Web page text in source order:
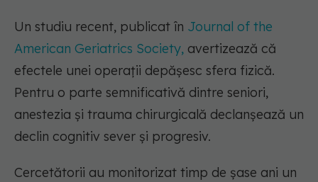
Un studiu recent, publicat în Journal of the
American Geriatrics Society, avertizează că
efectele unei operații depășesc sfera fizică.
Pentru o parte semnificativă dintre seniori,
anestezia și trauma chirurgicală declanșează un
declin cognitiv sever și progresiv.
Cercetătorii au monitorizat timp de șase ani un